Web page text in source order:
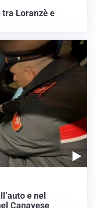
tra Loranzè e
e nel
Canavese